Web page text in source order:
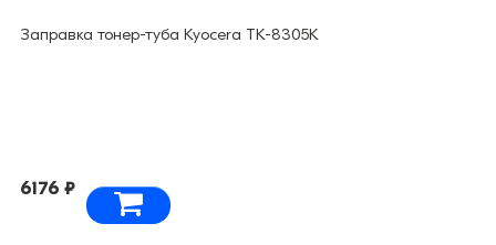
Заправка тонер-туба Kyocera TK-8305K
6176 ₽